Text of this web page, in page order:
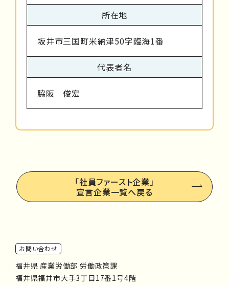
所在地
坂井市三国町米納津50字臨海1番
代表者名
脇阪 俊宏
「社員ファースト企業」
宣言企業一覧へ戻る
お問い合わせ
福井県 産業労働部 労働政策課
福井県福井市大手3丁目17番1号4階